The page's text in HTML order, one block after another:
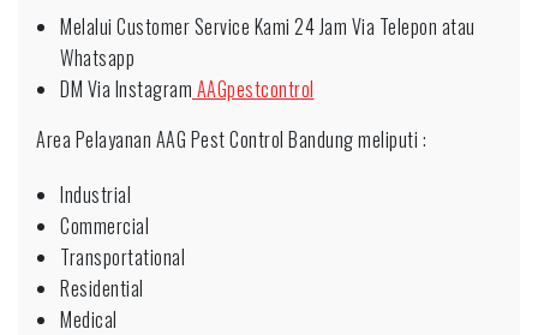
Melalui Customer Service Kami 24 Jam Via Telepon atau
Whatsapp
DM Via Instagram AAGpestcontrol
Area Pelayanan AAG Pest Control Bandung meliputi :
Industrial
Commercial
Transportational
Residential
Medical